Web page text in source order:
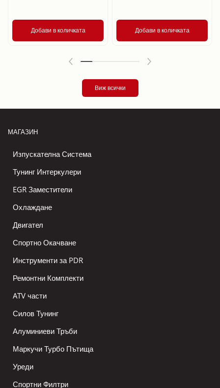
Добави в количката Добави в количката
Виж всички
МАГАЗИН
Изпускателна Система
Тунинг Интеркулери
EGR Заместители
Охлаждане
Двигател
Спортно Окачване
Инструменти за PDR
Ремонтни Комплекти
ATV части
Силов Тунинг
Алуминиеви Тръби
Маркучи Турбо Пътища
Уреди
Спортни Филтри